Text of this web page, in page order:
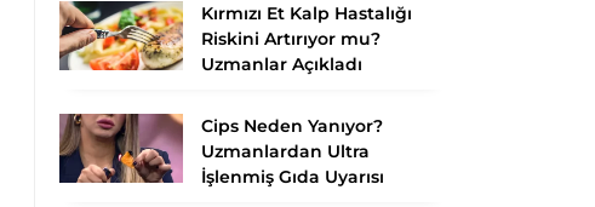
Kırmızı Et Kalp Hastalığı
Riskini Artırıyor mu?
Uzmanlar Açıkladı
Cips Neden Yanıyor?
Uzmanlardan Ultra
İşlenmiş Gıda Uyarısı